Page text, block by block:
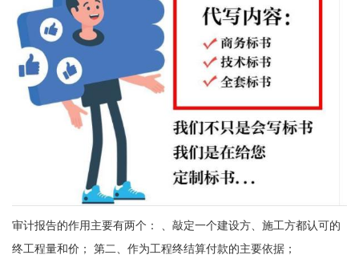
审计报告的作用主要有两个： 、敲定一个建设方、施工方都认可的
终工程量和价； 第二、作为工程终结算付款的主要依据；